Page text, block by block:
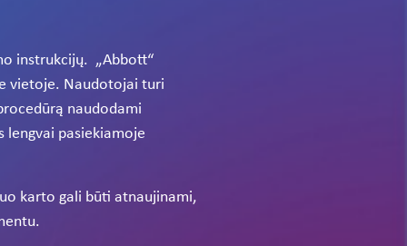
instrukcijų. „Abbott“
vietoje. Naudotojai turi
naudodami
lengvai pasiekiamoje
karto gali būti atnaujinami,